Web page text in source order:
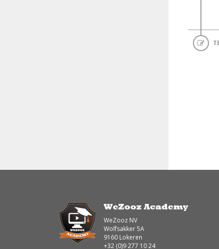
WeZooz Academy
WeZooz NV
Wolfsakker 5A
9160 Lokeren
+32 (0)9 277 10 24